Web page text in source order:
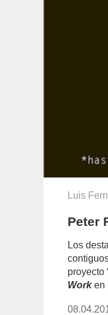
Luis
Peter
Los
proyecto
Worken